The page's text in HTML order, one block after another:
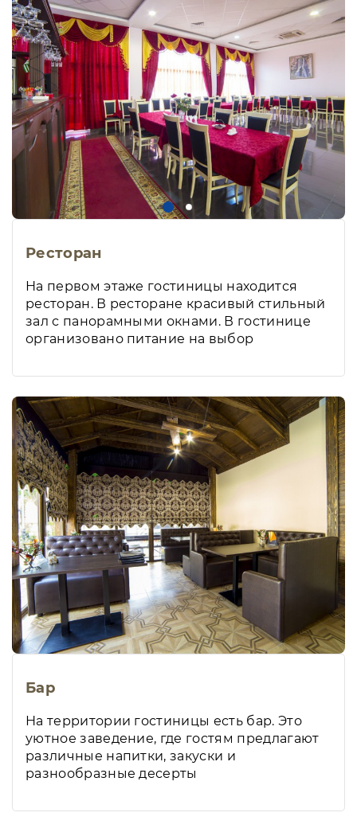
Ресторан
На первом этаже гостиницы находится
ресторан. В ресторане красивый стильный
зал с панорамными окнами. В гостинице
организовано питание на выбор
Бар
На территории гостиницы есть бар. Это
уютное заведение, где гостям предлагают
различные напитки, закуски и
разнообразные десерты